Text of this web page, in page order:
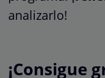
analizarlo!
¡Consigue